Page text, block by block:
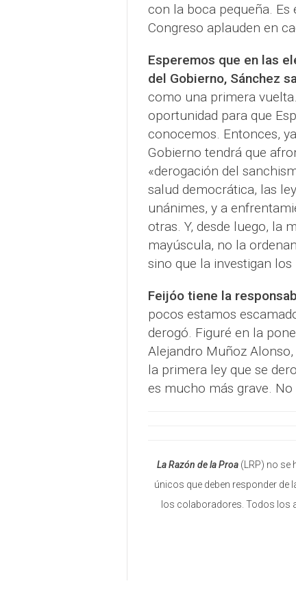
con la boca pequeña.
Congreso aplauden en
Esperemos que en las
del Gobierno, Sánchez
como una primera
oportunidad para que
conocemos. Entonces,
Gobierno tendrá que
«derogación del
salud democrática, las
unánimes, y a
otras. Y, desde luego, la
mayúscula, no la
sino que la investigan
Feijóo tiene la
pocos estamos
derogó. Figuré en la
Alejandro Muñoz
la primera ley que se
es mucho más grave.
La Razón de la Proa(LRP) no se
únicos que deben responder de
los colaboradores. Todos los